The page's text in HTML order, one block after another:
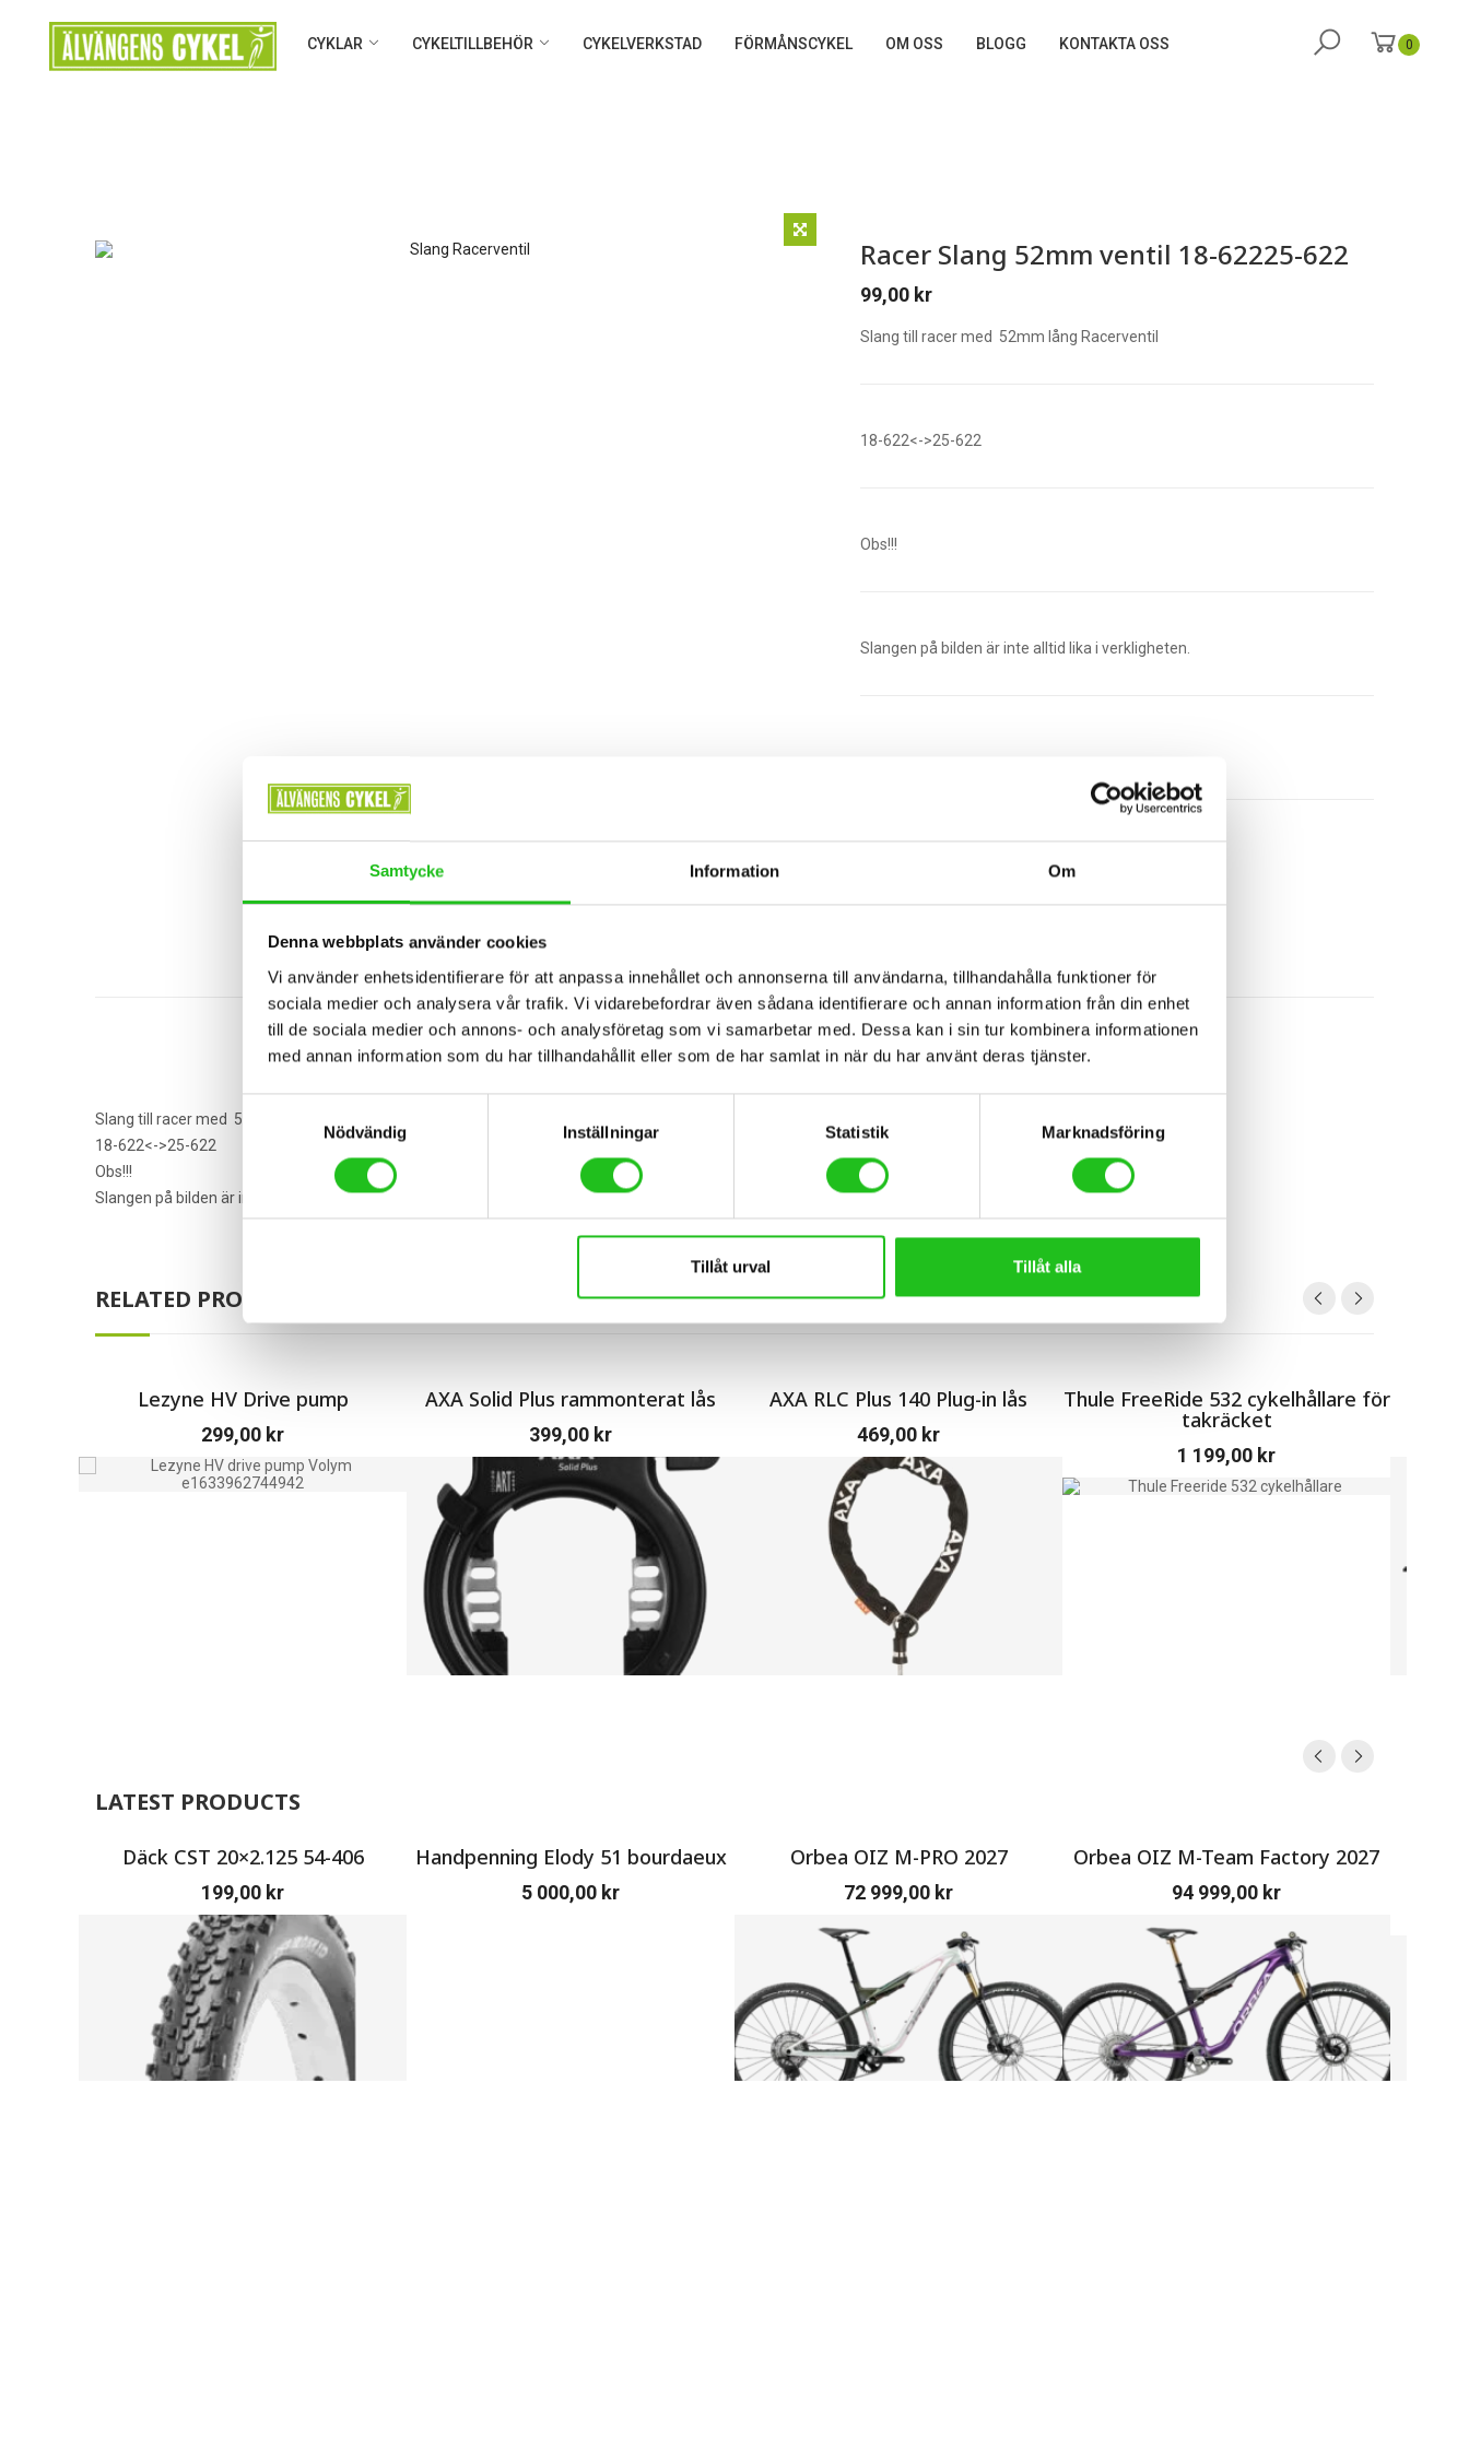
Samtycke Information Om
Denna webbplats använder cookies
Vi använder enhetsidentifierare för att anpassa innehållet och annonserna till användarna, tillhandahålla funktioner för
sociala medier och analysera vår trafik. Vi vidarebefordrar även sådana identifierare och annan information från din enhet
till de sociala medier och annons- och analysföretag som vi samarbetar med. Dessa kan i sin tur kombinera informationen
med annan information som du har tillhandahållit eller som de har samlat in när du har använt deras tjänster.
Nödvändig
Inställningar Statistik Marknadsföring
Tillåt urval Tillåt alla
CYKLAR CYKELTILLBEHÖR CYKELVERKSTAD FÖRMÅNSCYKEL OM OSS BLOGG KONTAKTA OSS 0
Racer Slang 52mm ventil 18-62225-622
99,00 kr
Slang till racer med 52mm lång Racerventil
18-622<->25-622
Obs!!!
Slangen på bilden är inte alltid lika i verkligheten.
Lägg Till I Varukorg
BESKRIVNING
Slang till racer med 52mm lång Racerventil
18-622<->25-622
Obs!!!
Slangen på bilden är inte alltid lika i verkligheten.
RELATED PRODUCTS
Lezyne HV Drive pump
299,00 kr
AXA Solid Plus rammonterat lås
399,00 kr
AXA RLC Plus 140 Plug-in lås
469,00 kr
Thule FreeRide 532 cykelhållare för
takräcket
1 199,00 kr
LATEST PRODUCTS
Däck CST 20×2.125 54-406
199,00 kr
Handpenning Elody 51 bourdaeux
5 000,00 kr
Orbea OIZ M-PRO 2027
72 999,00 kr
Orbea OIZ M-Team Factory 2027
94 999,00 kr